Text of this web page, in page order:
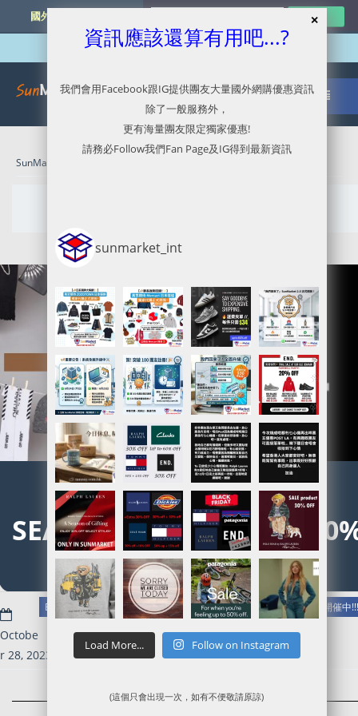
國外網購最新資訊
SunMarket 代購．代運．代寄
Read more
[End Clothing] MID
SEASON SALE – UP TO
OFF
End Clothing官網代購/代運/集運服務指南 | Black Friday 7折優惠開催中!!!
Octobe
r 28, 2023
資訊應該還算有用吧...?
我們會用Facebook跟IG提供團友大量國外網購優惠資訊
除了一般服務外，
更有海量團友限定獨家優惠!
請務必Follow我們Fan Page及IG得到最新資訊
sunmarket_int
Load More... Follow on Instagram
(這個只會出現一次，如有不便敬請原諒)